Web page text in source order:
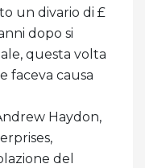
un divario di £
dopo si
questa volta
faceva causa
Haydon,
del